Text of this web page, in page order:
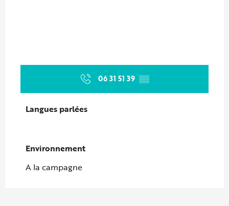
06 31 51 39 ▒▒
Langues parlées
Langues parlées
Environnement
Environnement
A la campagne